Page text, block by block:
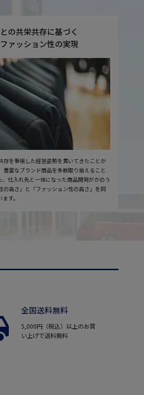
の共栄共存に基づく
ァッション性の実現
存を重視した経営姿勢を貫いてきたことか
豊富なブランド商品を多数取り揃えること
仕入れ先と一体になった商品開発がかのう
の高さ」と「ファッション性の高さ」を同
す。
全国送料無料
5,000円（税込）以上のお買
い上げで送料無料